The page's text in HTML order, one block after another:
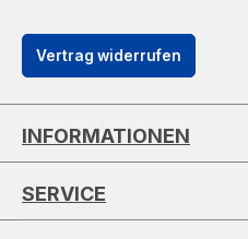
Vertrag widerrufen
INFORMATIONEN
SERVICE